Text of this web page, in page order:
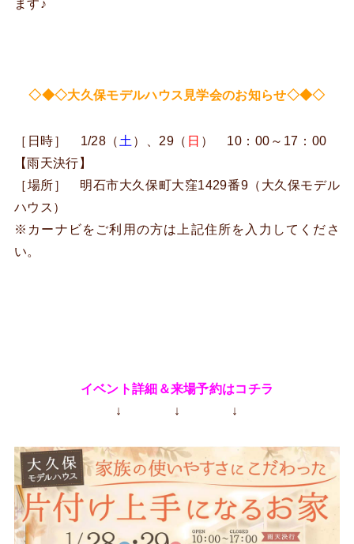
ます♪
◇◆◇大久保モデルハウス見学会のお知らせ◇◆◇
［日時］ 1/28（ 土 ）、29（ 日 ） 10：00～17：00
【雨天決行】
［場所］ 明石市大久保町大窪1429番9（大久保モデル
ハウス）
※カーナビをご利用の方は上記住所を入力してくださ
い。
イベント詳細＆来場予約はコチラ
↓ ↓ ↓